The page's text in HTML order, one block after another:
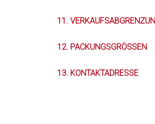
11.
12. PACKUNGSGRÖSSEN
13. KONTAKTADRESSE